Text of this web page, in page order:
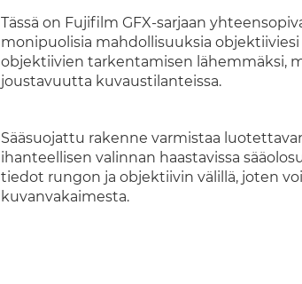
Tässä on Fujifilm GFX-sarjaan
monipuolisia mahdollisuuksia
objektiivien tarkentamisen lähemmäksi,
joustavuutta kuvaustilanteissa.
Sääsuojattu rakenne varmistaa
ihanteellisen valinnan haastavissa
tiedot rungon ja objektiivin välillä, joten
kuvanvakaimesta.